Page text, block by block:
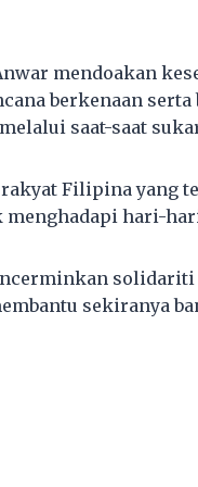
mendoakan
berkenaan
saat-saat
rakyat Filipina yang
hari-
sekiranya